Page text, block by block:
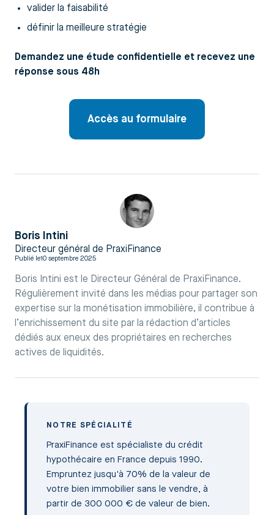
valider la faisabilité
définir la meilleure stratégie
Demandez une étude confidentielle et recevez une
réponse sous 48h
Accès au formulaire
Boris Intini
Directeur général de PraxiFinance
Publié le10 septembre 2025
Boris Intini est le Directeur Général de PraxiFinance.
Régulièrement invité dans les médias pour partager son
expertise sur la monétisation immobilière, il contribue à
l’enrichissement du site par la rédaction d’articles
dédiés aux eneux des propriétaires en recherches
actives de liquidités.
NOTRE SPÉCIALITÉ
PraxiFinance est spécialiste du crédit
hypothécaire en France depuis 1990.
Empruntez jusqu'à 70% de la valeur de
votre bien immobilier sans le vendre, à
partir de 300 000 € de valeur de bien.